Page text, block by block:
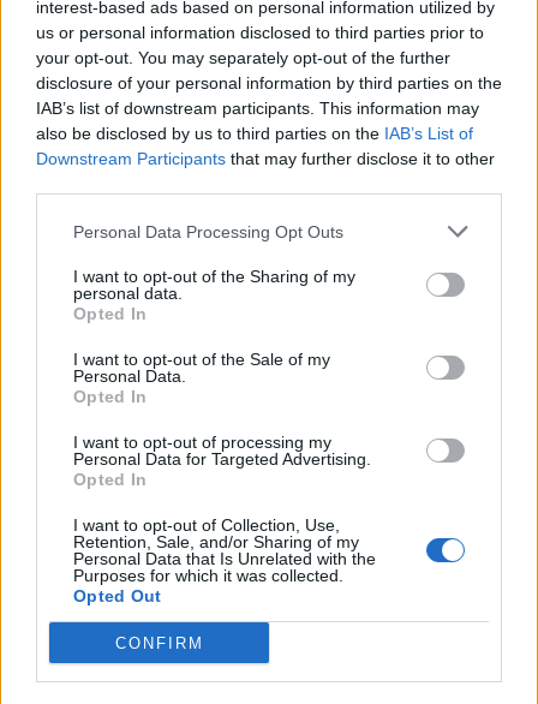
interest-based ads based on personal information utilized by
us or personal information disclosed to third parties prior to
your opt-out. You may separately opt-out of the further
disclosure of your personal information by third parties on the
IAB’s list of downstream participants. This information may
also be disclosed by us to third parties on the IAB’s List of
Downstream Participants that may further disclose it to other
Personal Data Processing Opt Outs
I want to opt-out of the Sharing of my
personal data.
Opted In
I want to opt-out of the Sale of my
Personal Data.
Opted In
I want to opt-out of processing my
Personal Data for Targeted Advertising.
Opted In
I want to opt-out of Collection, Use,
Retention, Sale, and/or Sharing of my
Personal Data that Is Unrelated with the
Purposes for which it was collected.
Opted Out
CONFIRM
rivali in amore
09/10/2011
Il noir dei telefilm trionfa in tv
31/08/2011
Pavan trionfa nel Norwegian
Challenge
21/08/2011
Simone Vitta Alla fine trionfa la
McLaren di Jenson Button.
07/08/2011
EQUITAZIONE A San Patrignano
trionfa Arioldi Roberto Arioldi,
decano dei cavalieri azzurri (nel